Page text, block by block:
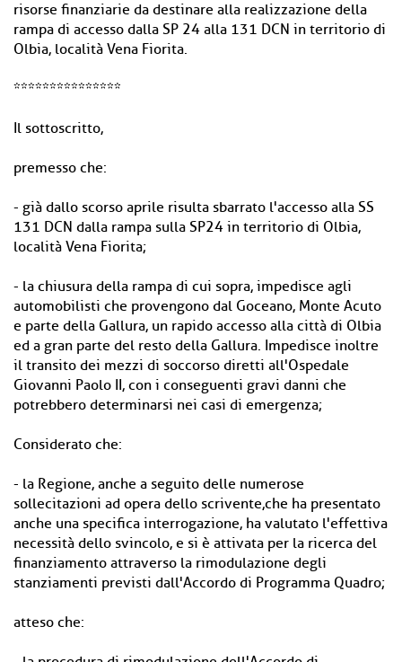
risorse finanziarie da destinare alla realizzazione della
rampa di accesso dalla SP 24 alla 131 DCN in territorio di
Olbia, località Vena Fiorita.
***************
Il sottoscritto,
premesso che:
- già dallo scorso aprile risulta sbarrato l'accesso alla SS
131 DCN dalla rampa sulla SP24 in territorio di Olbia,
località Vena Fiorita;
- la chiusura della rampa di cui sopra, impedisce agli
automobilisti che provengono dal Goceano, Monte Acuto
e parte della Gallura, un rapido accesso alla città di Olbia
ed a gran parte del resto della Gallura. Impedisce inoltre
il transito dei mezzi di soccorso diretti all'Ospedale
Giovanni Paolo II, con i conseguenti gravi danni che
potrebbero determinarsi nei casi di emergenza;
Considerato che:
- la Regione, anche a seguito delle numerose
sollecitazioni ad opera dello scrivente,che ha presentato
anche una specifica interrogazione, ha valutato l'effettiva
necessità dello svincolo, e si è attivata per la ricerca del
finanziamento attraverso la rimodulazione degli
stanziamenti previsti dall'Accordo di Programma Quadro;
atteso che: